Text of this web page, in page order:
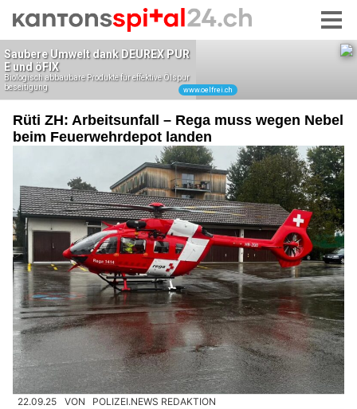
Rüti ZH: Arbeitsunfall – Rega muss wegen Nebel
beim Feuerwehrdepot landen
22.09.25 VON POLIZEI.NEWS REDAKTION